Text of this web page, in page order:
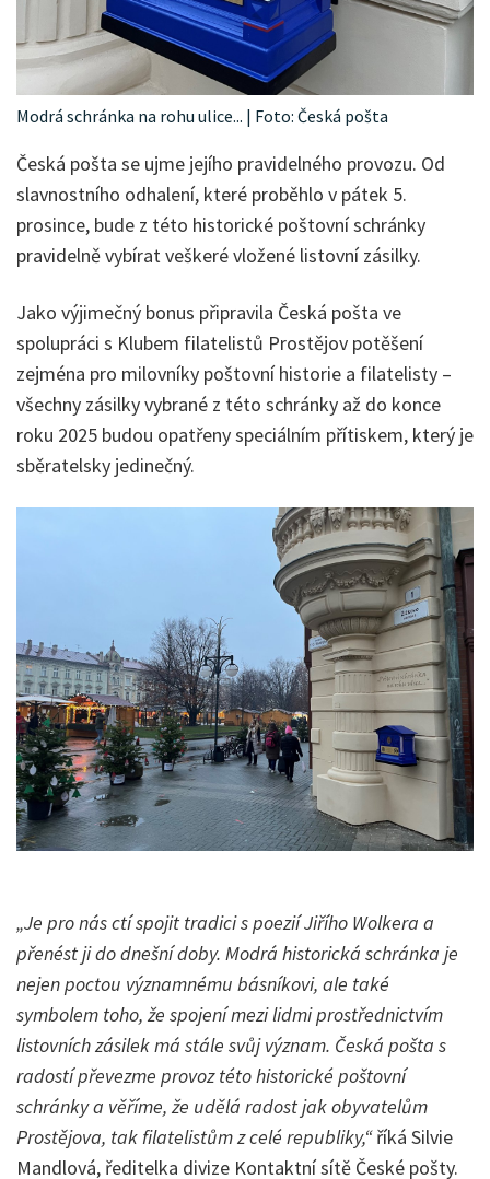
Modrá schránka na rohu ulice... | Foto: Česká pošta
Česká pošta se ujme jejího pravidelného provozu. Od
slavnostního odhalení, které proběhlo v pátek 5.
prosince, bude z této historické poštovní schránky
pravidelně vybírat veškeré vložené listovní zásilky.
Jako výjimečný bonus připravila Česká pošta ve
spolupráci s Klubem filatelistů Prostějov potěšení
zejména pro milovníky poštovní historie a filatelisty –
všechny zásilky vybrané z této schránky až do konce
roku 2025 budou opatřeny speciálním přítiskem, který je
sběratelsky jedinečný.
„Je pro nás ctí spojit tradici s poezií Jiřího Wolkera a
přenést ji do dnešní doby. Modrá historická schránka je
nejen poctou významnému básníkovi, ale také
symbolem toho, že spojení mezi lidmi prostřednictvím
listovních zásilek má stále svůj význam. Česká pošta s
radostí převezme provoz této historické poštovní
schránky a věříme, že udělá radost jak obyvatelům
Prostějova, tak filatelistům z celé republiky,“říká Silvie
Mandlová, ředitelka divize Kontaktní sítě České pošty.